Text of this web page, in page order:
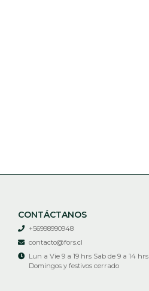
CONTÁCTANOS
+56998990948
contacto@fors.cl
Lun a Vie 9 a 19 hrs Sab de 9 a 14 hrs
Domingos y festivos cerrado